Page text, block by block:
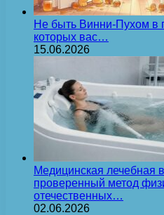
Не быть Винни-Пухом в
которых вас…
15.06.2026
Медицинская лечебная
проверенный метод
отечественных…
02.06.2026